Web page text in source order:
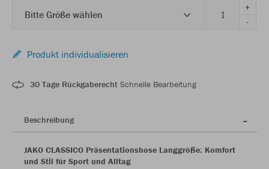
Bitte Größe wählen
+
-
Produkt individualisieren
30 Tage Rückgaberecht Schnelle Bearbeitung
Beschreibung
JAKO CLASSICO Präsentationshose Langgröße: Komfort
und Stil für Sport und Alltag